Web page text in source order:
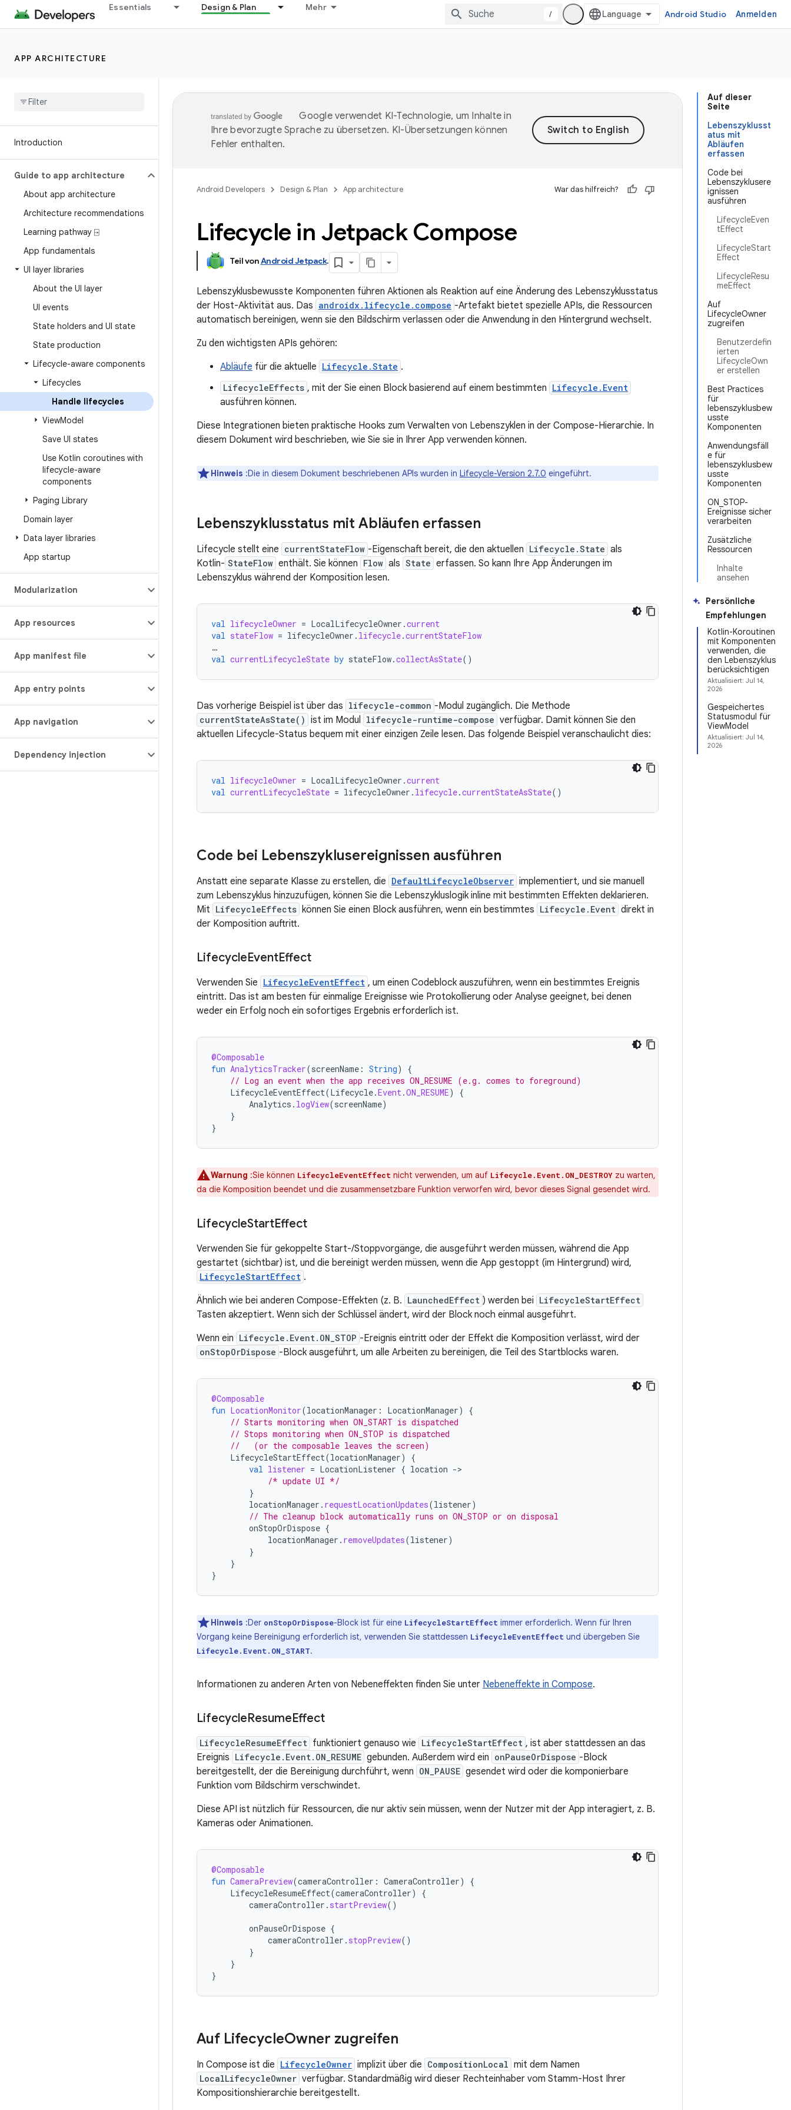
Essentials Design & Plan Mehr
/ Android Studio Anmelden
APP ARCHITECTURE
Introduction
Guide to app architecture
About app architecture
Architecture recommendations
Learning pathway ⍈
App fundamentals
UI layer libraries
About the UI layer
UI events
State holders and UI state
State production
Lifecycle-aware components
Lifecycles
Handle lifecycles
ViewModel
Save UI states
Use Kotlin coroutines with
lifecycle-aware
components
Paging Library
Domain layer
Data layer libraries
App startup
Modularization
App resources
App manifest file
App entry points
App navigation
Dependency injection
Auf dieser
Seite
Lebenszyklusst
atus mit
Abläufen
erfassen
Code bei
Lebenszyklusere
ignissen
ausführen
LifecycleEven
tEffect
LifecycleStart
Effect
LifecycleResu
meEffect
Auf
LifecycleOwner
zugreifen
Benutzerdefin
ierten
LifecycleOwn
er erstellen
Best Practices
für
lebenszyklusbew
usste
Komponenten
Anwendungsfäll
e für
lebenszyklusbew
usste
Komponenten
ON_STOP-
Ereignisse sicher
verarbeiten
Zusätzliche
Ressourcen
Inhalte
ansehen
Persönliche
Empfehlungen
Kotlin-Koroutinen
mit Komponenten
verwenden, die
den Lebenszyklus
berücksichtigen
Aktualisiert: Jul 14,
2026
Gespeichertes
Statusmodul für
ViewModel
Aktualisiert: Jul 14,
2026
Google verwendet KI-Technologie, um Inhalte in
Ihre bevorzugte Sprache zu übersetzen. KI-Übersetzungen können
Fehler enthalten.
Android Developers Design & Plan App architecture War das hilfreich?
Lifecycle in Jetpack Compose
Teil vonAndroid Jetpack.
Lebenszyklusbewusste Komponenten führen Aktionen als Reaktion auf eine Änderung des Lebenszyklusstatus
der Host-Aktivität aus. Das androidx.lifecycle.compose -Artefakt bietet spezielle APIs, die Ressourcen
automatisch bereinigen, wenn sie den Bildschirm verlassen oder die Anwendung in den Hintergrund wechselt.
Zu den wichtigsten APIs gehören:
Abläufe für die aktuelle Lifecycle.State .
LifecycleEffects , mit der Sie einen Block basierend auf einem bestimmten Lifecycle.Event
ausführen können.
Diese Integrationen bieten praktische Hooks zum Verwalten von Lebenszyklen in der Compose-Hierarchie. In
diesem Dokument wird beschrieben, wie Sie sie in Ihrer App verwenden können.
Hinweis :Die in diesem Dokument beschriebenen APIs wurden in Lifecycle-Version 2.7.0 eingeführt.
Lebenszyklusstatus mit Abläufen erfassen
Lifecycle stellt eine currentStateFlow -Eigenschaft bereit, die den aktuellen Lifecycle.State als
Kotlin- StateFlow enthält. Sie können Flow als State erfassen. So kann Ihre App Änderungen im
Lebenszyklus während der Komposition lesen.
val lifecycleOwner = LocalLifecycleOwner .current
val stateFlow = lifecycleOwner . lifecycle.currentStateFlow
…
val currentLifecycleState by stateFlow.collectAsState()
Das vorherige Beispiel ist über das lifecycle-common -Modul zugänglich. Die Methode
currentStateAsState() ist im Modul lifecycle-runtime-compose verfügbar. Damit können Sie den
aktuellen Lifecycle-Status bequem mit einer einzigen Zeile lesen. Das folgende Beispiel veranschaulicht dies:
val lifecycleOwner = LocalLifecycleOwner .current
val currentLifecycleState = lifecycleOwner . lifecycle.currentStateAsState()
Code bei Lebenszyklusereignissen ausführen
Anstatt eine separate Klasse zu erstellen, die DefaultLifecycleObserver implementiert, und sie manuell
zum Lebenszyklus hinzuzufügen, können Sie die Lebenszykluslogik inline mit bestimmten Effekten deklarieren.
Mit LifecycleEffects können Sie einen Block ausführen, wenn ein bestimmtes Lifecycle.Event direkt in
der Komposition auftritt.
LifecycleEventEffect
Verwenden Sie LifecycleEventEffect , um einen Codeblock auszuführen, wenn ein bestimmtes Ereignis
eintritt. Das ist am besten für einmalige Ereignisse wie Protokollierung oder Analyse geeignet, bei denen
weder ein Erfolg noch ein sofortiges Ergebnis erforderlich ist.
@Composable
fun AnalyticsTracker(screenName : String)
{
// Log an event when the app receives ON_RESUME (e.g. comes to foreground)
LifecycleEventEffect(Lifecycle.Event.ON_RESUME)
{
Analytics . logView(screenName)
}
}
Warnung :Sie können LifecycleEventEffect nicht verwenden, um auf Lifecycle.Event.ON_DESTROY zu warten,
da die Komposition beendet und die zusammensetzbare Funktion verworfen wird, bevor dieses Signal gesendet wird.
LifecycleStartEffect
Verwenden Sie für gekoppelte Start-/Stoppvorgänge, die ausgeführt werden müssen, während die App
gestartet (sichtbar) ist, und die bereinigt werden müssen, wenn die App gestoppt (im Hintergrund) wird,
LifecycleStartEffect .
Ähnlich wie bei anderen Compose-Effekten (z. B. LaunchedEffect ) werden bei LifecycleStartEffect
Tasten akzeptiert. Wenn sich der Schlüssel ändert, wird der Block noch einmal ausgeführt.
Wenn ein Lifecycle.Event.ON_STOP -Ereignis eintritt oder der Effekt die Komposition verlässt, wird der
onStopOrDispose -Block ausgeführt, um alle Arbeiten zu bereinigen, die Teil des Startblocks waren.
@Composable
fun LocationMonitor(locationManager : LocationManager)
{
// Starts monitoring when ON_START is dispatched
// Stops monitoring when ON_STOP is dispatched
//   (or the composable leaves the screen)
LifecycleStartEffect(locationManager)
{
val listener = LocationListener { location -
/* update UI */
}
locationManager . requestLocationUpdates(listener)
// The cleanup block automatically runs on ON_STOP or on disposal
onStopOrDispose {
locationManager . removeUpdates(listener)
}
}
}
Hinweis :Der onStopOrDispose-Block ist für eine LifecycleStartEffect immer erforderlich. Wenn für Ihren
Vorgang keine Bereinigung erforderlich ist, verwenden Sie stattdessen LifecycleEventEffect und übergeben Sie
Lifecycle.Event.ON_START.
Informationen zu anderen Arten von Nebeneffekten finden Sie unter Nebeneffekte in Compose.
LifecycleResumeEffect
LifecycleResumeEffect funktioniert genauso wie LifecycleStartEffect , ist aber stattdessen an das
Ereignis Lifecycle.Event.ON_RESUME gebunden. Außerdem wird ein onPauseOrDispose -Block
bereitgestellt, der die Bereinigung durchführt, wenn ON_PAUSE gesendet wird oder die komponierbare
Funktion vom Bildschirm verschwindet.
Diese API ist nützlich für Ressourcen, die nur aktiv sein müssen, wenn der Nutzer mit der App interagiert, z. B.
Kameras oder Animationen.
@Composable
fun CameraPreview(cameraController : CameraController)
{
LifecycleResumeEffect(cameraController)
{
cameraController . startPreview()
onPauseOrDispose {
cameraController . stopPreview()
}
}
}
Auf LifecycleOwner zugreifen
In Compose ist die LifecycleOwner implizit über die CompositionLocal mit dem Namen
LocalLifecycleOwner verfügbar. Standardmäßig wird dieser Rechteinhaber vom Stamm-Host Ihrer
Kompositionshierarchie bereitgestellt.